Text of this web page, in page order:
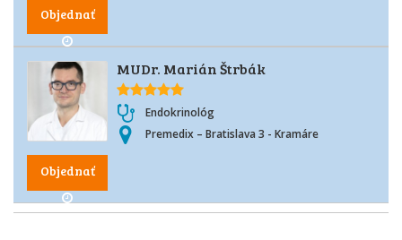
Objednať
Objednať
MUDr. Marián Štrbák
Endokrinológ
Premedix – Bratislava 3 - Kramáre